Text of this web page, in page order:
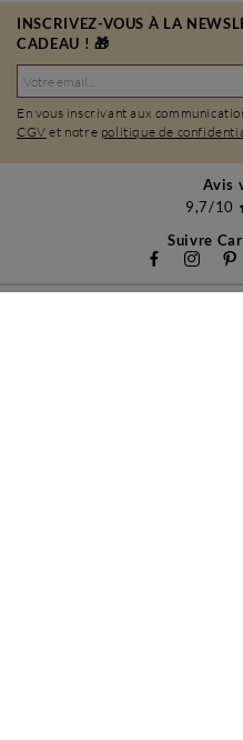
INSCRIVEZ-VOUS À LA
CADEAU ! 🎁
En vous inscrivant aux
CGV et notre politique de
Avis
9,7/10
Suivre